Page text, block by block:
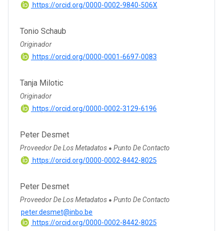
https://orcid.org/0000-0002-9840-506X
Tonio Schaub
Originador
https://orcid.org/0000-0001-6697-0083
Tanja Milotic
Originador
https://orcid.org/0000-0002-3129-6196
Peter Desmet
Proveedor De Los Metadatos ● Punto De Contacto
https://orcid.org/0000-0002-8442-8025
Peter Desmet
Proveedor De Los Metadatos ● Punto De Contacto
peter.desmet@inbo.be
https://orcid.org/0000-0002-8442-8025